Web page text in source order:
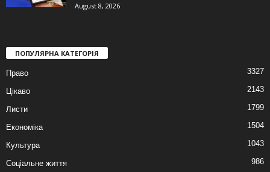
August 8, 2026
ПОПУЛЯРНА КАТЕГОРІЯ
Право 3327
Цікаво 2143
Листи 1799
Економіка 1504
Культура 1043
Соціальне життя 986